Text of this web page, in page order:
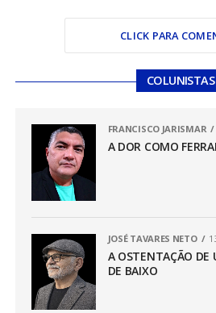
CLICK PARA
COLUNISTAS
FRANCISCO JARISMAR
A DOR COMO
JOSÉ TAVARES NETO
A OSTENTAÇÃO
DE BAIXO